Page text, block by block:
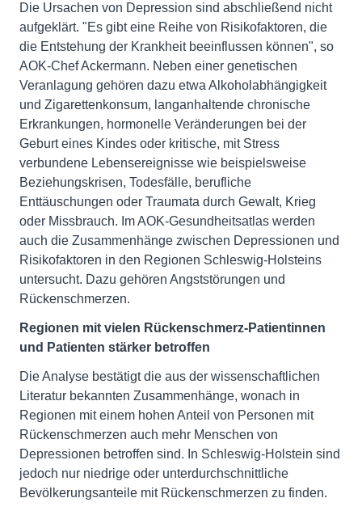
Die Ursachen von Depression sind abschließend nicht
aufgeklärt. "Es gibt eine Reihe von Risikofaktoren, die
die Entstehung der Krankheit beeinflussen können", so
AOK-Chef Ackermann. Neben einer genetischen
Veranlagung gehören dazu etwa Alkoholabhängigkeit
und Zigarettenkonsum, langanhaltende chronische
Erkrankungen, hormonelle Veränderungen bei der
Geburt eines Kindes oder kritische, mit Stress
verbundene Lebensereignisse wie beispielsweise
Beziehungskrisen, Todesfälle, berufliche
Enttäuschungen oder Traumata durch Gewalt, Krieg
oder Missbrauch. Im AOK-Gesundheitsatlas werden
auch die Zusammenhänge zwischen Depressionen und
Risikofaktoren in den Regionen Schleswig-Holsteins
untersucht. Dazu gehören Angststörungen und
Rückenschmerzen.
Regionen mit vielen Rückenschmerz-Patientinnen
und Patienten stärker betroffen
Die Analyse bestätigt die aus der wissenschaftlichen
Literatur bekannten Zusammenhänge, wonach in
Regionen mit einem hohen Anteil von Personen mit
Rückenschmerzen auch mehr Menschen von
Depressionen betroffen sind. In Schleswig-Holstein sind
jedoch nur niedrige oder unterdurchschnittliche
Bevölkerungsanteile mit Rückenschmerzen zu finden.